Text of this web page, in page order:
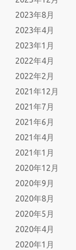
2023年8月
2023年4月
2023年1月
2022年4月
2022年2月
2021年12月
2021年7月
2021年6月
2021年4月
2021年1月
2020年12月
2020年9月
2020年8月
2020年5月
2020年4月
2020年1月